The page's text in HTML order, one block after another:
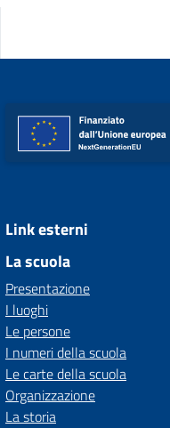
Link esterni
La scuola
Presentazione
I luoghi
Le persone
I numeri della scuola
Le carte della scuola
Organizzazione
La storia